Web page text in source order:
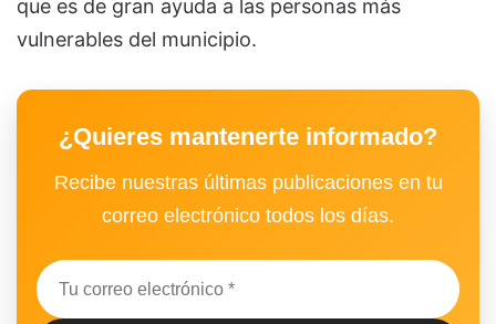
que es de gran ayuda a las personas más
vulnerables del municipio.
¿Quieres mantenerte informado?
Recibe nuestras últimas publicaciones en tu
correo electrónico todos los días.